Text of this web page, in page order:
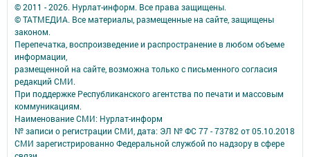
© 2011 - 2026. Нурлат-⁠информ. Все права защищены.
© ТАТМЕДИА. Все материалы, размещенные на сайте, защищены
законом.
Перепечатка, воспроизведение и распространение в любом объеме
информации,
размещенной на сайте, возможна только с письменного согласия
редакций СМИ.
При поддержке Республиканского агентства по печати и массовым
коммуникациям.
Наименование СМИ: Нурлат-⁠информ
№ записи о регистрации СМИ, дата: ЭЛ № ФС 77 -⁠ 73782 от 05.10.2018
СМИ зарегистрированно Федеральной службой по надзору в сфере